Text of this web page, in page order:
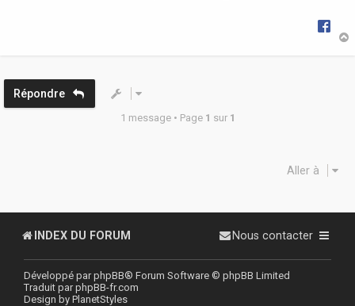
Répondre
1 message • Page 1 sur 1
Aller à
INDEX DU FORUM Nous contacter
Développé parphpBB® Forum Software © phpBB Limited
Traduit parphpBB-fr.com
Design by PlanetStyles